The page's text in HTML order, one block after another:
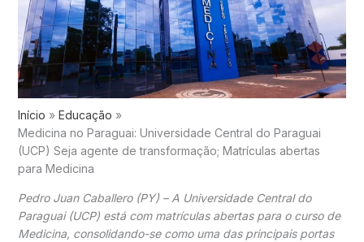
Início
Educação
Medicina no Paraguai: Universidade Central do Paraguai
(UCP) Seja agente de transformação; Matrículas abertas
para Medicina
Pedro Juan Caballero (PY) – A Universidade Central do
Paraguai (UCP) está com matrículas abertas para o curso de
Medicina, consolidando-se como uma das principais portas